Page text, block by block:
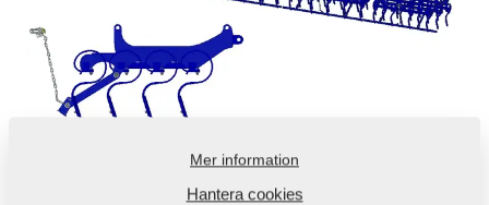
nedladdning
Mer information
Hantera cookies